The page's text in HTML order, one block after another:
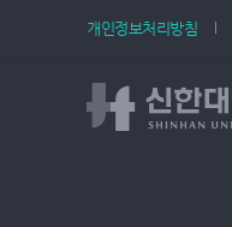
개인정보처리방침